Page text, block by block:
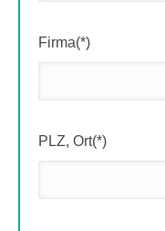
Firma(*)
PLZ, Ort(*)